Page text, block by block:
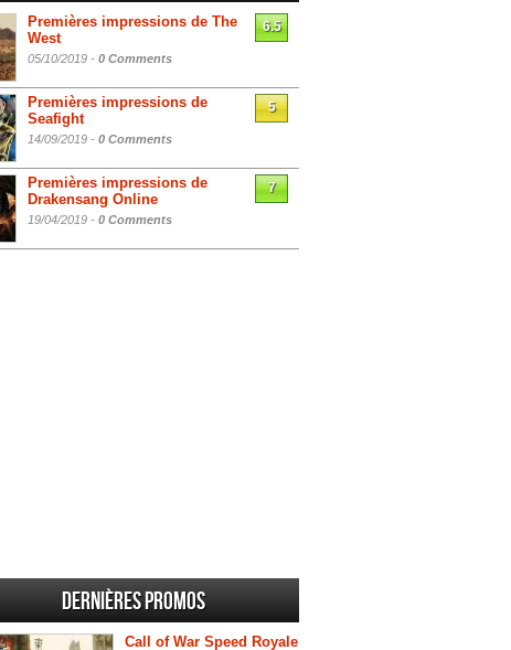
Premières impressions de The
West
05/10/2019 - 0 Comments
6.5
Premières impressions de
Seafight
14/09/2019 - 0 Comments
5
Premières impressions de
Drakensang Online
19/04/2019 - 0 Comments
7
Dernières promos
Call of War Speed Royale